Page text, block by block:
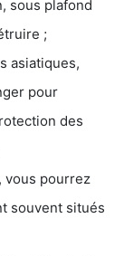
sous plafond
;
asiatiques,
pour
des
vous pourrez
souvent situés